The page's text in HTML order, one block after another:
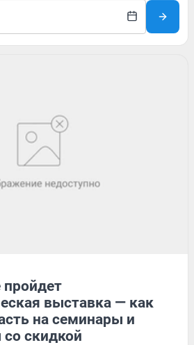
пройдет
выставка — как
на семинары и
скидкой